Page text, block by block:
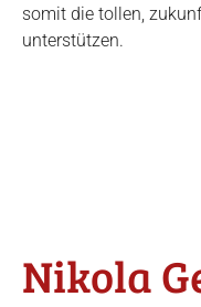
somit die tollen,
unterstützen.
Nikola